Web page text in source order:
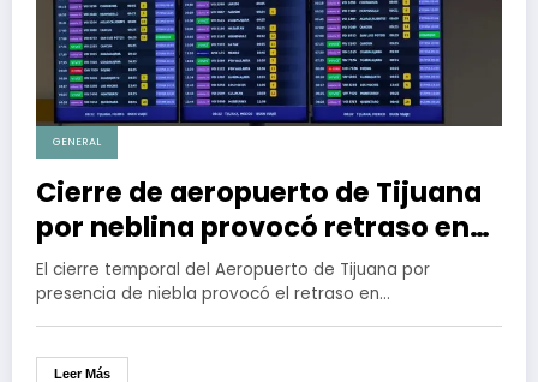
GENERAL
Cierre de aeropuerto de Tijuana
por neblina provocó retraso en
vuelos hasta por dos días
El cierre temporal del Aeropuerto de Tijuana por
presencia de niebla provocó el retraso en…
Leer Más